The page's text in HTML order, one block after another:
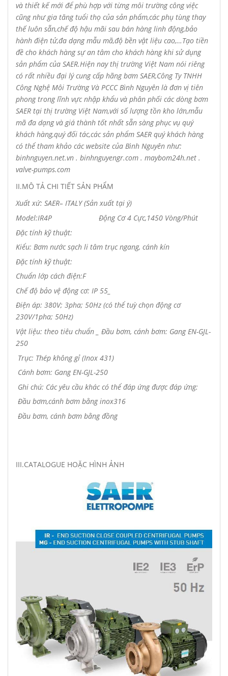
và thiết kế mới để phù hợp với từng môi trường công việc
cũng như gia tăng tuổi thọ của sản phẩm,các phụ tùng thay
thế luôn sẵn,chế độ hậu mãi sau bán hàng linh động,bảo
hành điện tử,đa dạng mẫu mã,độ bền vật liệu cao,…Tạo tiền
đề cho khách hàng sự an tâm cho khách hàng khi sử dụng
sản phẩm của SAER.Hiện nay thị trường Việt Nam nói riêng
có rất nhiều đại lý cung cấp hãng bơm SAER,Công Ty TNHH
Công Nghệ Môi Trường Và PCCC Bình Nguyên là đơn vị tiên
phong trong lĩnh vực nhập khẩu và phân phối các dòng bơm
SAER tại thị trường Việt Nam,với số lượng tồn kho lớn,mẫu
mã đa dạng và giá thành tốt nhất sẵn sàng phục vụ quý
khách hàng,quý đối tác,các sản phẩm SAER quý khách hàng
có thể tham khảo các website của Bình Nguyên như:
binhnguyen.net.vn . binhnguyengr.com . maybom24h.net .
valve-pumps.com
II.MÔ TẢ CHI TIẾT SẢN PHẨM
Xuất xứ: SAER– ITALY (Sản xuất tại ý)
Model:IR4P Động Cơ 4 Cực,1450 Vòng/Phút
Đặc tính kỹ thuật:
Kiểu: Bơm nước sạch li tâm trục ngang, cánh kín
Đặc tính kỹ thuật:
Chuẩn lớp cách điện:F
Chế độ bảo vệ động cơ: IP 55_
Điện áp: 380V; 3pha; 50Hz (có thể tuỳ chọn động cơ
230V/1pha; 50Hz)
Vật liệu: theo tiêu chuẩn _ Đầu bơm, cánh bơm: Gang EN-GJL-
250
Trục: Thép không gỉ (Inox 431)
Cánh bơm: Gang EN-GJL-250
Ghi chú: Các yêu cầu khác có thể đáp ứng được đáp ứng:
Đầu bơm,cánh bơm bằng inox316
Đầu bơm, cánh bơm bằng đồng
III.CATALOGUE HOẶC HÌNH ẢNH